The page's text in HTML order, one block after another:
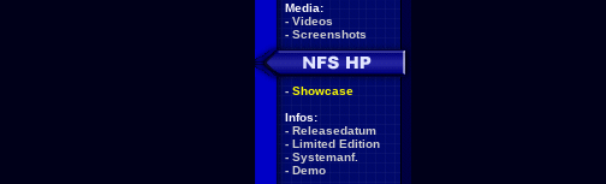
Media:
- Videos
- Screenshots
- Showcase
Infos:
- Releasedatum
- Limited Edition
- Systemanf.
- Demo